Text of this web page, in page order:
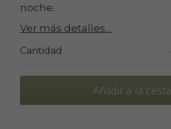
noche.
Ver más detalles…
Cantidad
Añadir a la cesta